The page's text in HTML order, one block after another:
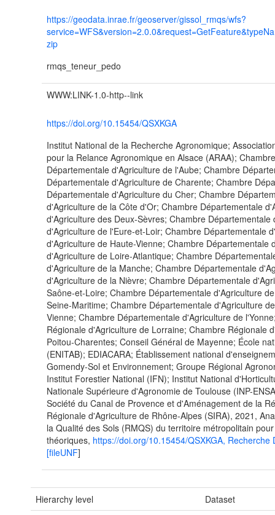
https://geodata.inrae.fr/geoserver/gissol_rmqs/wfs?
zip
rmqs_teneur_pedo
WWW:LINK-1.0-http--link
https://doi.org/10.15454/QSXKGA
Institut National de la Recherche Agronomique;
pour la Relance Agronomique en Alsace (ARAA);
Départementale d'Agriculture de l'Aube; Chambre
Départementale d'Agriculture de Charente; Chambre
Départementale d'Agriculture du Cher; Chambre
d'Agriculture de la Côte d'Or; Chambre Départementale
d'Agriculture des Deux-Sèvres; Chambre
d'Agriculture de l'Eure-et-Loir; Chambre Départementale
d'Agriculture de Haute-Vienne; Chambre
d'Agriculture de Loire-Atlantique; Chambre
d'Agriculture de la Manche; Chambre Départementale
d'Agriculture de la Nièvre; Chambre Départementale
Saône-et-Loire; Chambre Départementale d'Agriculture
Seine-Maritime; Chambre Départementale d'Agriculture
Vienne; Chambre Départementale d'Agriculture de
Régionale d'Agriculture de Lorraine; Chambre Régionale
Poitou-Charentes; Conseil Général de Mayenne; École
(ENITAB); EDIACARA; Établissement national
Gomendy-Sol et Environnement; Groupe Régional
Institut Forestier National (IFN); Institut National
Nationale Supérieure d'Agronomie de Toulouse (INP-
Société du Canal de Provence et d'Aménagement de la
Régionale d'Agriculture de Rhône-Alpes (SIRA), 2021,
la Qualité des Sols (RMQS) du territoire métropolitain
théoriques, https://doi.org/10.15454/QSXKGA,
[fileUNF]
Hierarchy level
Dataset